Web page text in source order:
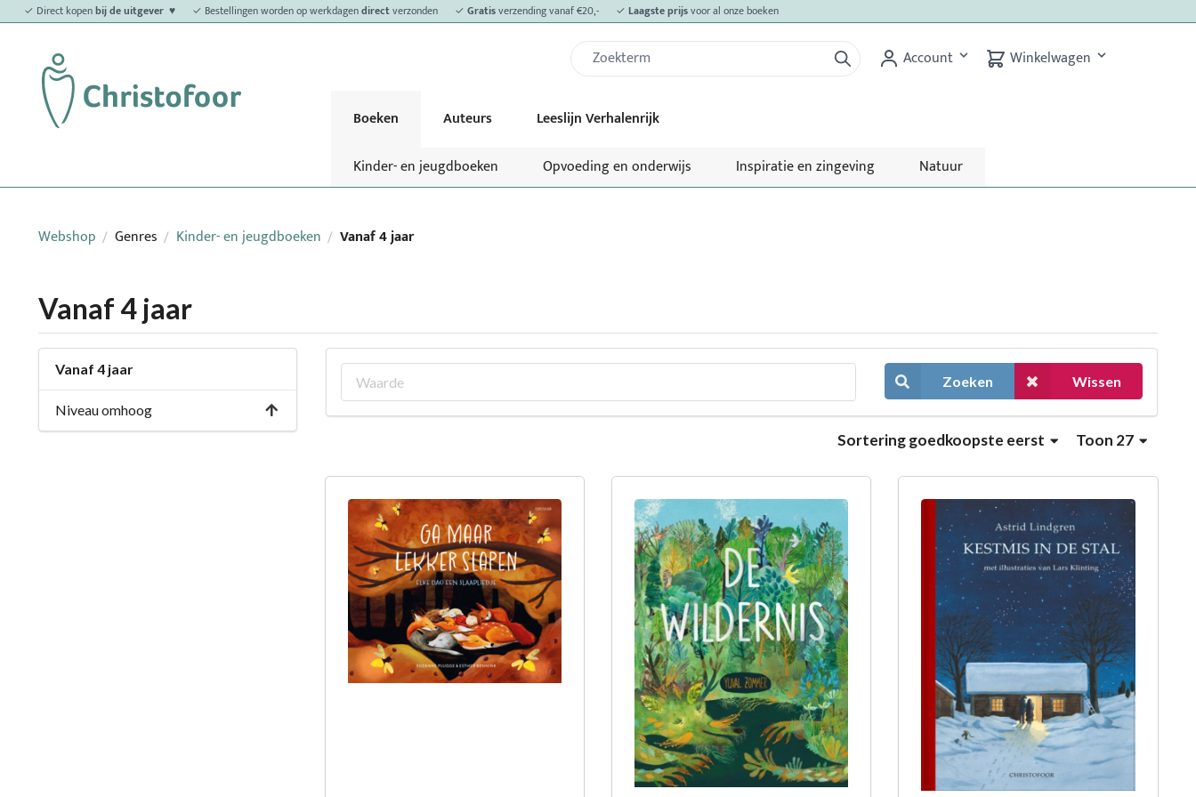
✓ Direct kopenbij de uitgever ♥ ✓ Bestellingen worden op werkdagendirectverzonden ✓ Gratisverzending vanaf €20,- ✓ Laagste prijsvoor al onze boeken
Account Winkelwagen
Boeken Auteurs
Leeslijn Verhalenrijk
Kinder- en jeugdboeken
Opvoeding en onderwijs Inspiratie en zingeving Natuur
Webshop / Genres / Kinder- en jeugdboeken / Vanaf 4 jaar
Vanaf 4 jaar
Vanaf 4 jaar
Niveau omhoog
Zoeken Wissen
Toon 27
Sorteringgoedkoopste eerst